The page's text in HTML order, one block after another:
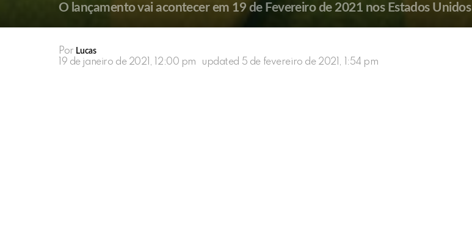
O lançamento vai acontecer em 19 de Fevereiro de 2021 nos Estados Unidos
Por Lucas
19 de janeiro de 2021, 12:00 pm updated 5 de fevereiro de 2021, 1:54 pm